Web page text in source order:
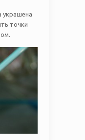
украшена
точки